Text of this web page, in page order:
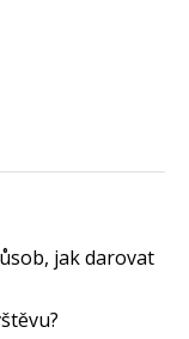
jak darovat